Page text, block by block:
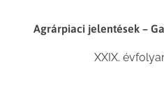
Agrárpiaci jelentések –
XXIX.